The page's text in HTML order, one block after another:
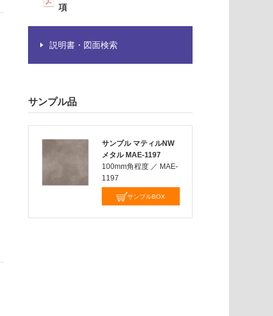
項
説明書・図面検索
サンプル品
サンプル マティルNW
メタル MAE-1197
100mm角程度 ／ MAE-
1197
サンプルBOX